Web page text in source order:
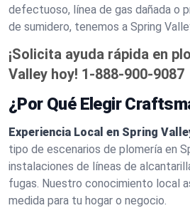
defectuoso, línea de gas dañada o
de sumidero, tenemos a Spring
¡Solicita ayuda rápida en
Valley hoy! 1-888-900-9087
¿Por Qué Elegir
Experiencia Local en Spring
tipo de escenarios de plomería en
instalaciones de líneas de
fugas. Nuestro conocimiento local
medida para tu hogar o negocio.